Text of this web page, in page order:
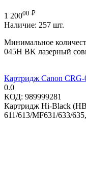
1 20000 ₽
Наличие: 257 шт.
Минимальное
045H BK лазерный
Картридж Canon
0.0
КОД: 989999281
Картридж Hi-Black
611/613/MF631/633/